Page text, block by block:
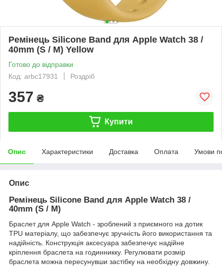
Ремінець Silicone Band для Apple Watch 38 /
40mm (S / M) Yellow
Готово до відправки
Код: arbc17931
Роздріб
357 ₴
Купити
Опис Характеристики Доставка Оплата Умови
Опис
Ремінець Silicone Band для Apple Watch 38 /
40mm (S / M)
Браслет для Apple Watch - зроблений з приємного на дотик
TPU матеріалу, що забезпечує зручність його використання та
надійність. Конструкція аксесуара забезпечує надійне
кріплення браслета на годинникку. Регулювати розмір
браслета можна пересунувши застібку на необхідну довжину.